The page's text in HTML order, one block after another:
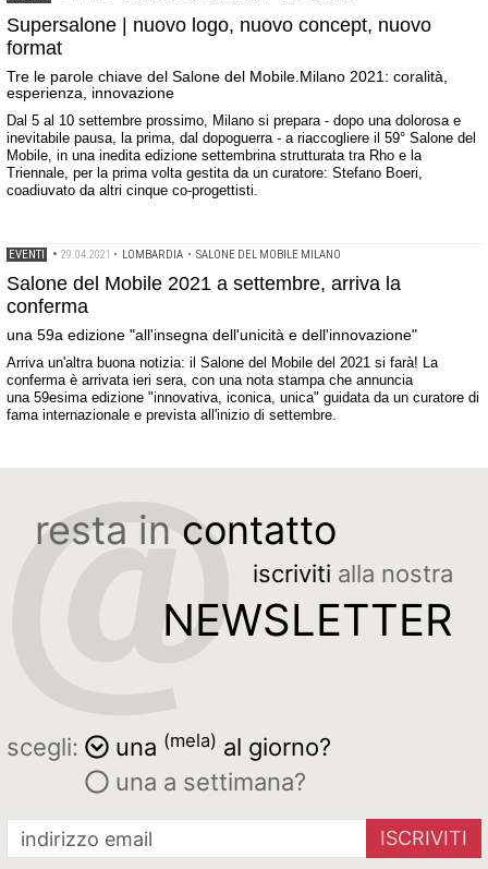
Supersalone | nuovo logo, nuovo concept, nuovo
format
Tre le parole chiave del Salone del Mobile.Milano 2021: coralità,
esperienza, innovazione
Dal 5 al 10 settembre prossimo, Milano si prepara - dopo una dolorosa e
inevitabile pausa, la prima, dal dopoguerra - a riaccogliere il 59° Salone del
Mobile, in una inedita edizione settembrina strutturata tra Rho e la
Triennale, per la prima volta gestita da un curatore: Stefano Boeri,
coadiuvato da altri cinque co-progettisti.
EVENTI • 29.04.2021 • LOMBARDIA • SALONE DEL MOBILE MILANO
Salone del Mobile 2021 a settembre, arriva la
conferma
una 59a edizione "all'insegna dell'unicità e dell'innovazione"
Arriva un'altra buona notizia: il Salone del Mobile del 2021 si farà! La
conferma è arrivata ieri sera, con una nota stampa che annuncia
una 59esima edizione "innovativa, iconica, unica" guidata da un curatore di
fama internazionale e prevista all'inizio di settembre.
resta in contatto
iscriviti alla nostra
NEWSLETTER
scegli: una (mela) al giorno?
una a settimana?
ISCRIVITI